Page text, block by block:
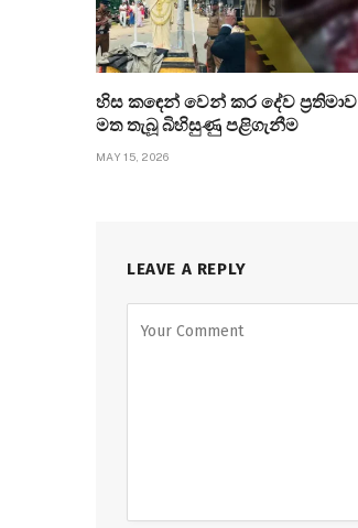
හිස කඳෙන් වෙන් කර දේව ප්‍රතිමාව
මත තැබූ බිහිසුණු පළිගැනීම
MAY 15, 2026
LEAVE A REPLY